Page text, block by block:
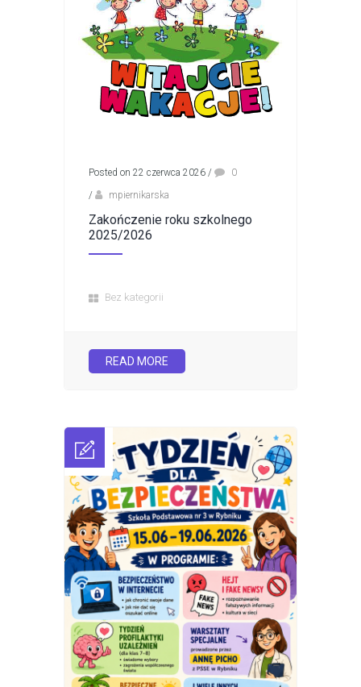
Posted on 22 czerwca 2026 /
0
/
mpiernikarska
Zakończenie roku szkolnego
2025/2026
Bez kategorii
READ MORE